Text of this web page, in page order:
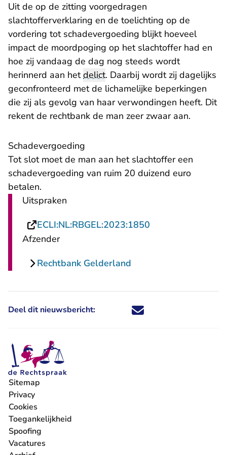
Uit de op de zitting voorgedragen
slachtofferverklaring en de toelichting op de
vordering tot schadevergoeding blijkt hoeveel
impact de moordpoging op het slachtoffer had en
hoe zij vandaag de dag nog steeds wordt
herinnerd aan hetdelict. Daarbij wordt zij dagelijks
geconfronteerd met de lichamelijke beperkingen
die zij als gevolg van haar verwondingen heeft. Dit
rekent de rechtbank de man zeer zwaar aan.
Schadevergoeding
Tot slot moet de man aan het slachtoffer een
schadevergoeding van ruim 20 duizend euro
betalen.
Uitspraken
ECLI:NL:RBGEL:2023:1850
Afzender
Rechtbank Gelderland
Deel dit nieuwsbericht: Deel dit nieuwsbericht via X -
Deel dit nieuwsbericht via
Deel dit nieuwsbericht
Deel dit
Sitemap
Privacy
Cookies
Toegankelijkheid
Spoofing
Vacatures
- U verlaat Rechtspraak.nl